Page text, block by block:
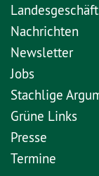
Nachrichten
Newsletter
Jobs
Stachlige
Grüne Links
Presse
Termine